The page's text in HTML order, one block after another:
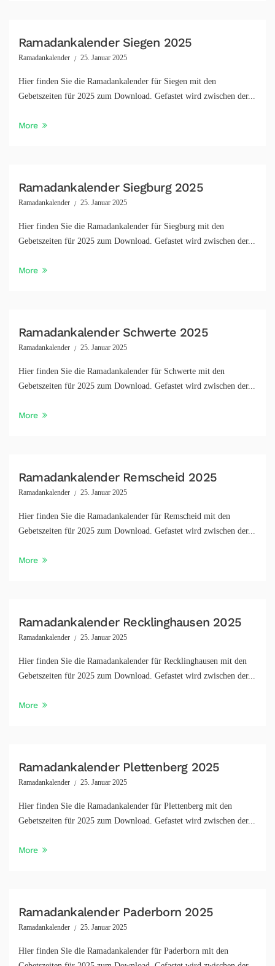
Ramadankalender Siegen 2025
Ramadankalender 25. Januar 2025
Hier finden Sie die Ramadankalender für Siegen mit den
Gebetszeiten für 2025 zum Download. Gefastet wird zwischen der...
More
Ramadankalender Siegburg 2025
Ramadankalender 25. Januar 2025
Hier finden Sie die Ramadankalender für Siegburg mit den
Gebetszeiten für 2025 zum Download. Gefastet wird zwischen der...
More
Ramadankalender Schwerte 2025
Ramadankalender 25. Januar 2025
Hier finden Sie die Ramadankalender für Schwerte mit den
Gebetszeiten für 2025 zum Download. Gefastet wird zwischen der...
More
Ramadankalender Remscheid 2025
Ramadankalender 25. Januar 2025
Hier finden Sie die Ramadankalender für Remscheid mit den
Gebetszeiten für 2025 zum Download. Gefastet wird zwischen der...
More
Ramadankalender Recklinghausen 2025
Ramadankalender 25. Januar 2025
Hier finden Sie die Ramadankalender für Recklinghausen mit den
Gebetszeiten für 2025 zum Download. Gefastet wird zwischen der...
More
Ramadankalender Plettenberg 2025
Ramadankalender 25. Januar 2025
Hier finden Sie die Ramadankalender für Plettenberg mit den
Gebetszeiten für 2025 zum Download. Gefastet wird zwischen der...
More
Ramadankalender Paderborn 2025
Ramadankalender 25. Januar 2025
Hier finden Sie die Ramadankalender für Paderborn mit den